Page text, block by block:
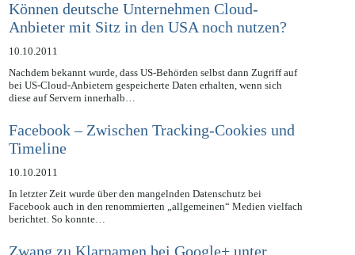
Können deutsche Unternehmen Cloud-
Anbieter mit Sitz in den USA noch nutzen?
10.10.2011
Nachdem bekannt wurde, dass US-Behörden selbst dann Zugriff auf
bei US-Cloud-Anbietern gespeicherte Daten erhalten, wenn sich
Facebook – Zwischen Tracking-Cookies und
Timeline
10.10.2011
In letzter Zeit wurde über den mangelnden Datenschutz bei
Facebook auch in den renommierten „allgemeinen“ Medien vielfach